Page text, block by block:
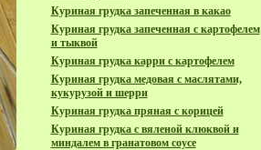
Куриная грудка запеченная в какао
Куриная грудка запеченная с картофелем
и тыквой
Куриная грудка карри с картофелем
Куриная грудка медовая с маслятами,
кукурузой и шерри
Куриная грудка пряная с корицей
Куриная грудка с вяленой клюквой и
миндалем в гранатовом соусе